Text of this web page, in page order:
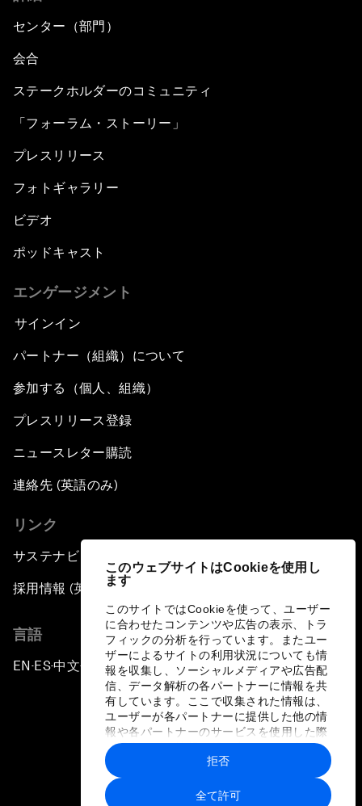
このウェブサイトはCookieを使用し
ます
このサイトではCookieを使って、ユーザー
に合わせたコンテンツや広告の表示、トラ
フィックの分析を行っています。またユー
ザーによるサイトの利用状況についても情
報を収集し、ソーシャルメディアや広告配
信、データ解析の各パートナーに情報を共
有しています。ここで収集された情報は、
ユーザーが各パートナーに提供した他の情
報や各パートナーのサービスを使用した際
に収集された情報と組み合わされ、各パー
トナーによって使用されることがありま
す。
全て許可
拒否
センター（部門）
会合
ステークホルダーのコミュニティ
「フォーラム・ストーリー」
プレスリリース
フォトギャラリー
ビデオ
ポッドキャスト
エンゲージメント
サインイン
パートナー（組織）について
参加する（個人、組織）
プレスリリース登録
ニュースレター購読
連絡先 (英語のみ)
リンク
サステナビリティへの取り組み
採用情報 (英語のみ)
言語
EN ▪ ES▪中文▪ 日本語
プライバシーポリシーと利用規約